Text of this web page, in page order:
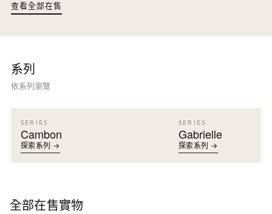
查看全部在售
系列
依系列瀏覽
SERIES
Cambon
探索系列 →
SERIES
Gabrielle
探索系列 →
全部在售實物